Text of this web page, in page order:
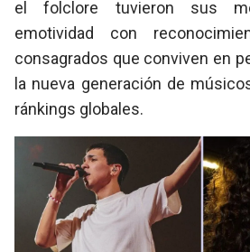
el folclore tuvieron sus
emotividad con
consagrados que conviven en
la nueva generación de
ránkings globales.